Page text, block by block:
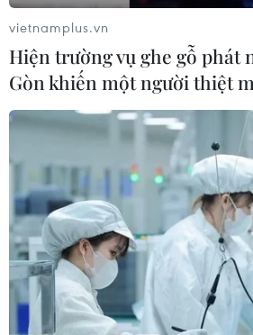
TIN CÙNG CHUYÊN MỤC
vietnamplus.vn
Hiện trường vụ ghe gỗ phát
Gòn khiến một người thiệt